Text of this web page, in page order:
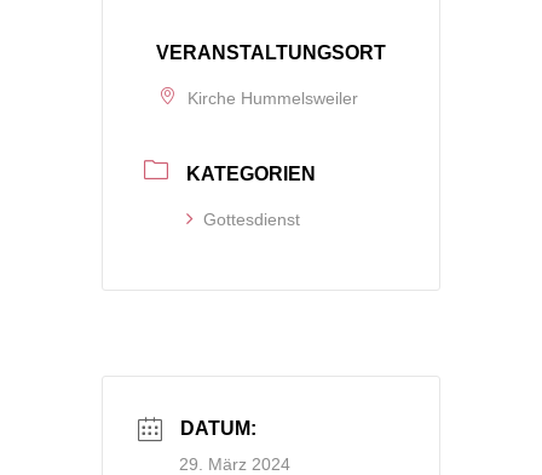
VERANSTALTUNGSORT
Kirche Hummelsweiler
KATEGORIEN
Gottesdienst
DATUM:
29. März 2024